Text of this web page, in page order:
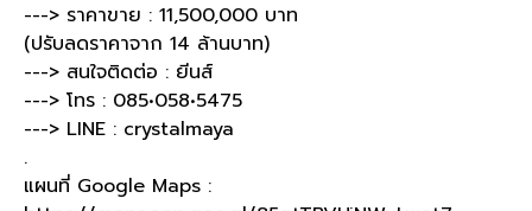
---> ราคาขาย : 11,500,000 บาท
(ปรับลดราคาจาก 14 ล้านบาท)
---> สนใจติดต่อ : ยีนส์
---> โทร : 085•058•5475
---> LINE : crystalmaya
.
แผนที่ Google Maps :